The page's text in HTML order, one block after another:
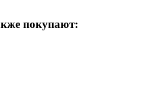
покупают: